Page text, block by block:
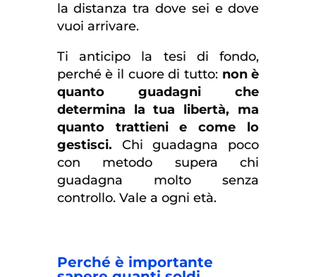
la distanza tra dove sei e dove
vuoi arrivare.
Ti anticipo la tesi di fondo,
perché è il cuore di tutto: non è
quanto guadagni che
determina la tua libertà, ma
quanto trattieni e come lo
gestisci. Chi guadagna poco
con metodo supera chi
guadagna molto senza
controllo. Vale a ogni età.
Perché è importante